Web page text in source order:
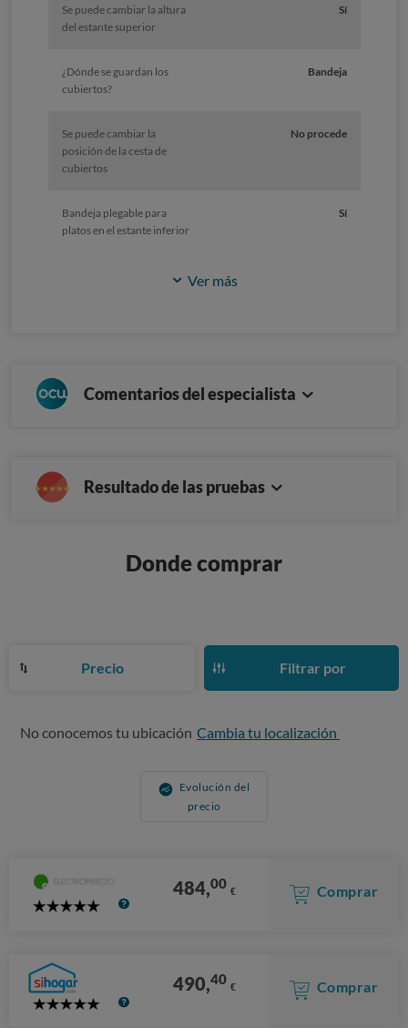
Se puede cambiar la altura
del estante superior
Sí
¿Dónde se guardan los
cubiertos?
Bandeja
Se puede cambiar la
posición de la cesta de
cubiertos
No procede
Bandeja plegable para
platos en el estante inferior
Sí
Ver más
Comentarios del especialista
Resultado de las pruebas
Donde comprar
Precio Filtrar por
No conocemos tu ubicación Cambia tu localización
Evolución del
precio
5
484,00 € Comprar
5
490,40 € Comprar